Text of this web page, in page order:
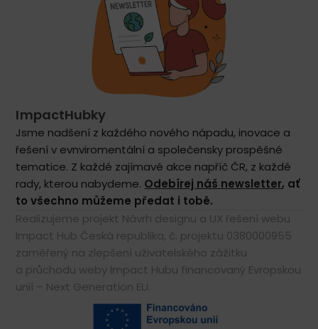
ImpactHubky
Jsme nadšení z každého nového nápadu, inovace a
řešení v evnviromentální a společensky prospěšné
tematice. Z každé zajímavé akce napříč ČR, z každé
rady, kterou nabydeme. Odebírej náš newsletter, ať
to všechno můžeme předat i tobě.
Realizujeme projekt Návrh designu a UX řešení webu
Impact Hub Česká republika, č. projektu 0380000955
zaměřený na zlepšení uživatelského zážitku
a průchodu weby Impact Hubu financovaný Evropskou
unií – Next Generation EU.